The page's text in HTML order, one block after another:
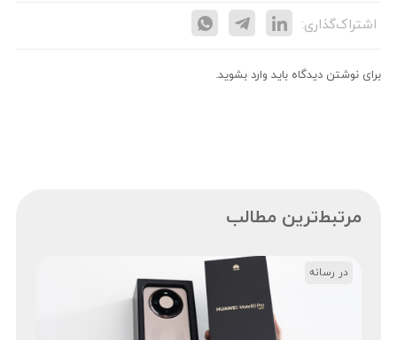
اشتراک‌گذاری:
برای نوشتن دیدگاه باید وارد بشوید.
مرتبط‌ترین مطالب
در رسانه